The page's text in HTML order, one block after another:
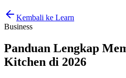
Kembali ke Learn
Business
Panduan Lengkap
Kitchen di 2026